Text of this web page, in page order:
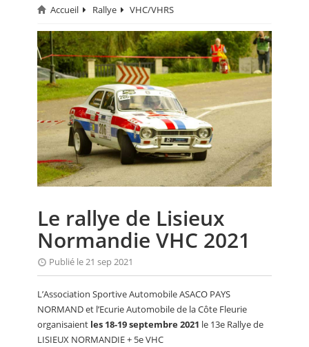
CIRCUIT
RALLYE
MONTAGNE
EVÈNEMENTS
CALENDRIER
FOCUS
ANNUAIRES
PETITES ANNONCES
Accueil Rallye VHC/VHRS
Le rallye de Lisieux
Normandie VHC 2021
Publié le 21 sep 2021
L’Association Sportive Automobile ASACO PAYS
NORMAND et l’Ecurie Automobile de la Côte Fleurie
organisaient les 18-19 septembre 2021 le 13e Rallye de
LISIEUX NORMANDIE + 5e VHC